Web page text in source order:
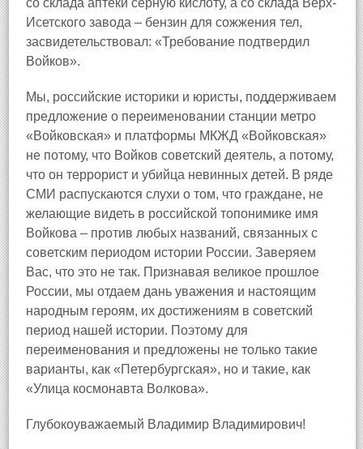
со склада аптеки серную кислоту, а со склада Верх-
Исетского завода – бензин для сожжения тел,
засвидетельствовал: «Требование подтвердил
Войков».
Мы, российские историки и юристы, поддерживаем
предложение о переименовании станции метро
«Войковская» и платформы МКЖД «Войковская»
не потому, что Войков советский деятель, а потому,
что он террорист и убийца невинных детей. В ряде
СМИ распускаются слухи о том, что граждане, не
желающие видеть в российской топонимике имя
Войкова – против любых названий, связанных с
советским периодом истории России. Заверяем
Вас, что это не так. Признавая великое прошлое
России, мы отдаем дань уважения и настоящим
народным героям, их достижениям в советский
период нашей истории. Поэтому для
переименования и предложены не только такие
варианты, как «Петербургская», но и такие, как
«Улица космонавта Волкова».
Глубокоуважаемый Владимир Владимирович!